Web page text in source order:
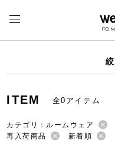
ITEM 全0アイテム
カテゴリ：ルームウェア
再入荷商品
新着順